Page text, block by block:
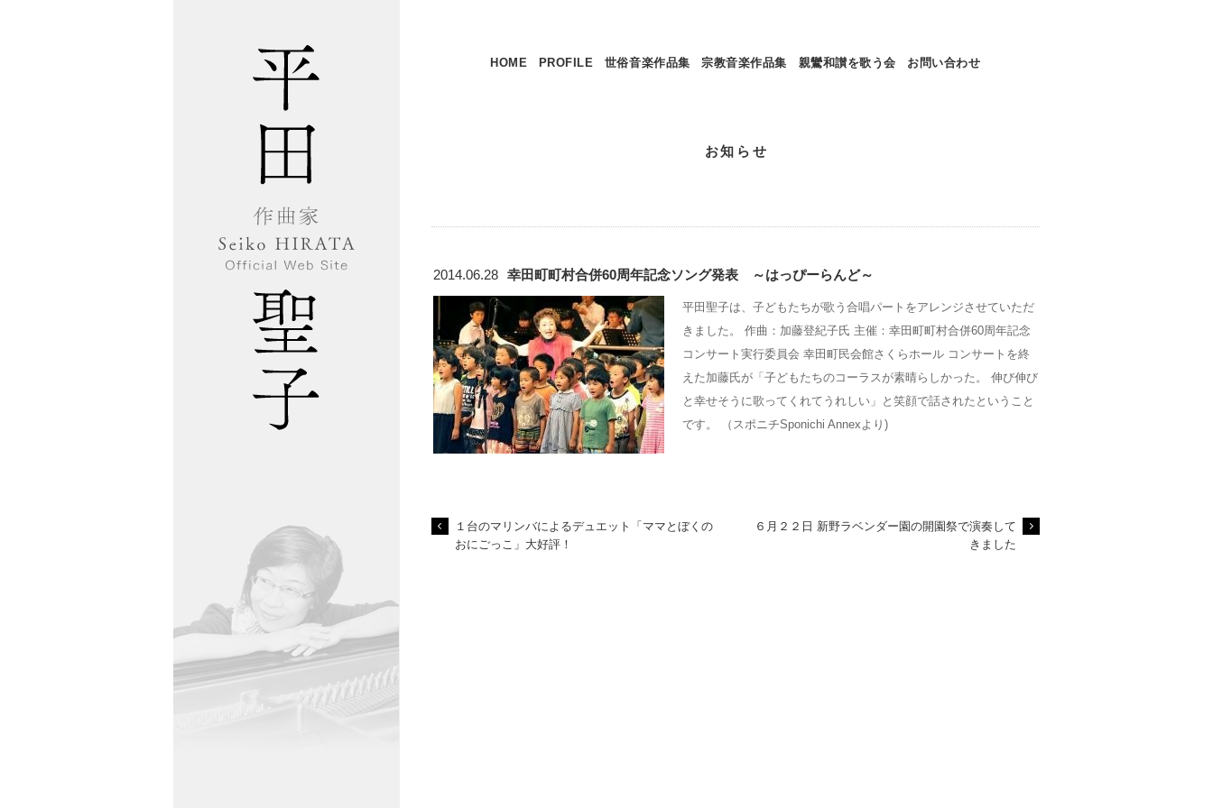
HOME PROFILE 世俗音楽作品集 宗教音楽作品集 親鸞和讃を歌う会 お問い合わせ
お知らせ
2014.06.28 幸田町町村合併60周年記念ソング発表 ～はっぴーらんど～
平田聖子は、子どもたちが歌う合唱パートをアレンジさせていただ
きました。 作曲：加藤登紀子氏 主催：幸田町町村合併60周年記念
コンサート実行委員会 幸田町民会館さくらホール コンサートを終
えた加藤氏が「子どもたちのコーラスが素晴らしかった。 伸び伸び
と幸せそうに歌ってくれてうれしい」と笑顔で話されたということ
です。 （スポニチSponichi Annexより)
１台のマリンバによるデュエット「ママとぼくの
おにごっこ」大好評！
６月２２日 新野ラベンダー園の開園祭で演奏して
きました